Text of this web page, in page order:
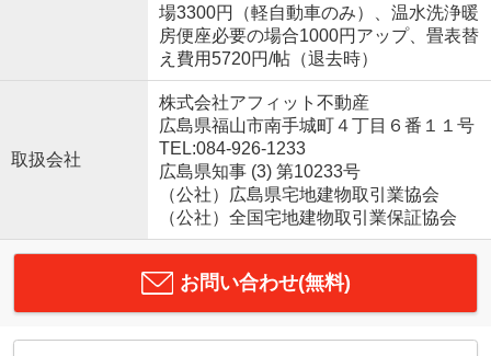
場3300円（軽自動車のみ）、温水洗浄暖
房便座必要の場合1000円アップ、畳表替
え費用5720円/帖（退去時）
取扱会社
株式会社アフィット不動産
広島県福山市南手城町４丁目６番１１号
TEL:084-926-1233
広島県知事 (3) 第10233号
（公社）広島県宅地建物取引業協会
（公社）全国宅地建物取引業保証協会
お問い合わせ(無料)